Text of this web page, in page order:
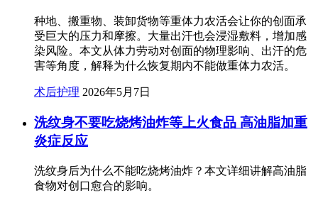
种地、搬重物、装卸货物等重体力农活会让你的创面承
受巨大的压力和摩擦。大量出汗也会浸湿敷料，增加感
染风险。本文从体力劳动对创面的物理影响、出汗的危
害等角度，解释为什么恢复期内不能做重体力农活。
术后护理 2026年5月7日
洗纹身不要吃烧烤油炸等上火食品 高油脂加重
炎症反应
洗纹身后为什么不能吃烧烤油炸？本文详细讲解高油脂
食物对创口愈合的影响。